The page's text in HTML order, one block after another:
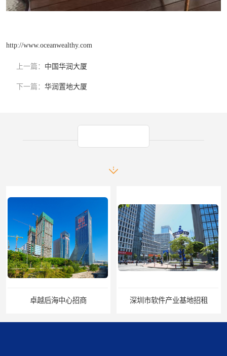
http://www.oceanwealthy.com
上一篇： 中国华润大厦
下一篇： 华润置地大厦
深圳市软件产业基地招租 海岸大厦招租